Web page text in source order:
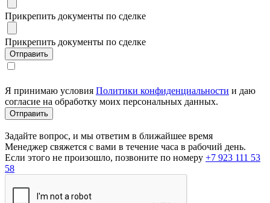
Прикрепить документы по сделке
Прикрепить документы по сделке
Я принимаю условия Политики конфиденциальности и даю
согласие на обработку моих персональных данных.
Задайте вопрос, и мы ответим в ближайшее время
Менеджер свяжется с вами в течение часа в рабочий день.
Если этого не произошло, позвоните по номеру +7 923 111 53
58